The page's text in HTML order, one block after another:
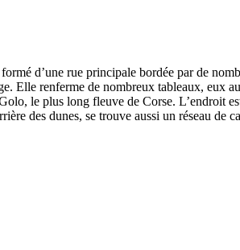
d’une rue principale bordée par de
Elle renferme de nombreux tableaux, eux
le plus long fleuve de Corse. L’endroit
des dunes, se trouve aussi un réseau de